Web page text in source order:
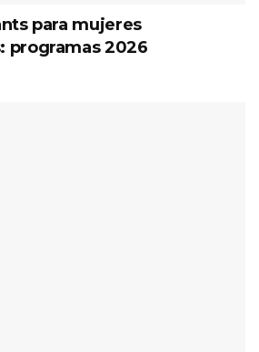
para mujeres
programas 2026